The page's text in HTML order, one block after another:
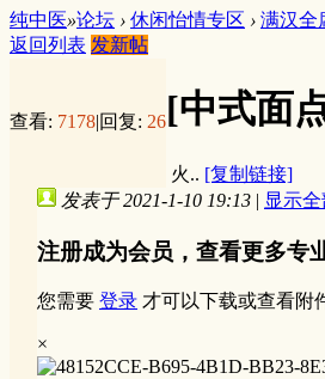
纯中医»论坛 › 休闲怡情专区 › 满汉全
返回列表 发新帖
查看: 7178|回复: 26[中式面
火.. [复制链接]
发表于 2021-1-10 19:13 | 显示
注册成为会员，查看更多专
您需要 登录 才可以下载或查看附
×